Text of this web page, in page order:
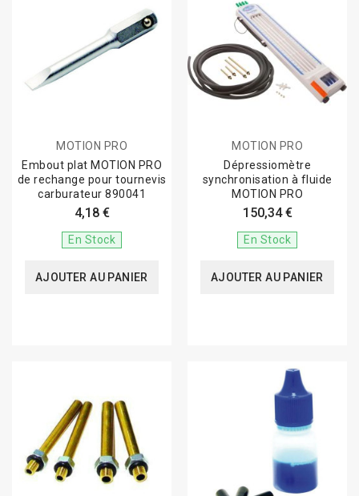
MOTION PRO
Embout plat MOTION PRO
de rechange pour tournevis
carburateur 890041
4,18 €
En Stock
AJOUTER AU PANIER
MOTION PRO
Dépressiomètre
synchronisation à fluide
MOTION PRO
150,34 €
En Stock
AJOUTER AU PANIER